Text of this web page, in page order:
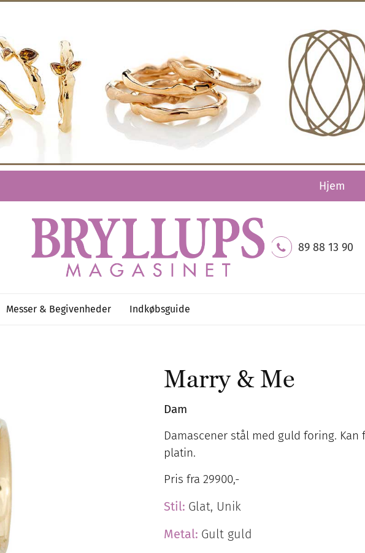
Hjem
89 88 13 90
Messer & Begivenheder Indkøbsguide
Marry & Me
Dam
Damascener stål med guld foring.
platin.
Pris fra 29900,-
Stil: Glat, Unik
Metal: Gult guld